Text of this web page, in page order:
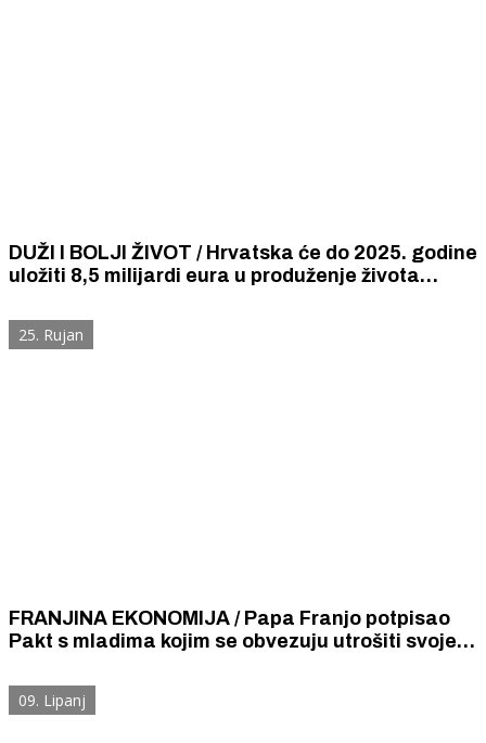
DUŽI I BOLJI ŽIVOT / Hrvatska će do 2025. godine
uložiti 8,5 milijardi eura u produženje života
25. Rujan
FRANJINA EKONOMIJA / Papa Franjo potpisao
Pakt s mladima kojim se obvezuju utrošiti svoje
osobe, obitelji i života
09. Lipanj